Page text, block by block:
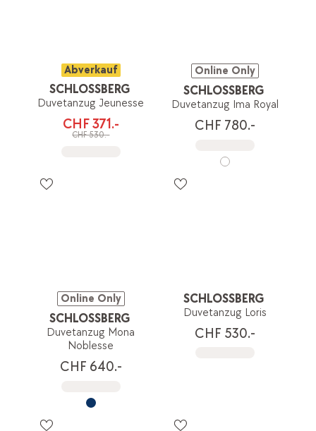
Abverkauf
SCHLOSSBERG
Duvetanzug Jeunesse
CHF 371.-
CHF 530.-
Online Only
SCHLOSSBERG
Duvetanzug Ima Royal
CHF 780.-
Online Only
SCHLOSSBERG
Duvetanzug Mona
Noblesse
CHF 640.-
SCHLOSSBERG
Duvetanzug Loris
CHF 530.-